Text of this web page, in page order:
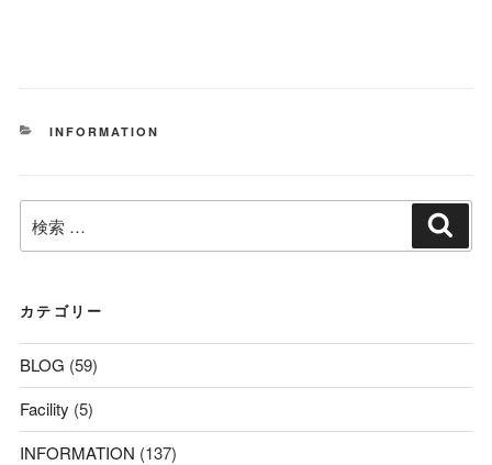
カ
INFORMATION
検
索:
カテゴリー
BLOG (59)
Facility (5)
INFORMATION (137)